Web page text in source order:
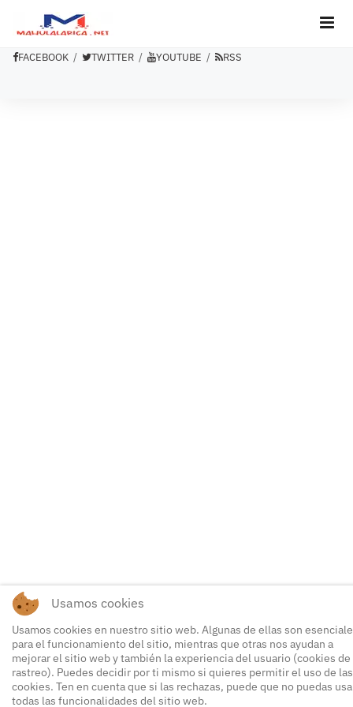
FACEBOOK TWITTER YOUTUBE RSS
Usamos cookies
Usamos cookies en nuestro sitio web. Algunas de ellas son
para el funcionamiento del sitio, mientras que otras nos ayudan a
mejorar el sitio web y también la experiencia del usuario (cookies de
rastreo). Puedes decidir por ti mismo si quieres permitir el uso de las
cookies. Ten en cuenta que si las rechazas, puede que no puedas
todas las funcionalidades del sitio web.